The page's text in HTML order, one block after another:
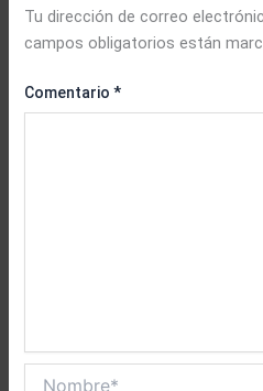
Tu dirección de correo
campos obligatorios están
Comentario*